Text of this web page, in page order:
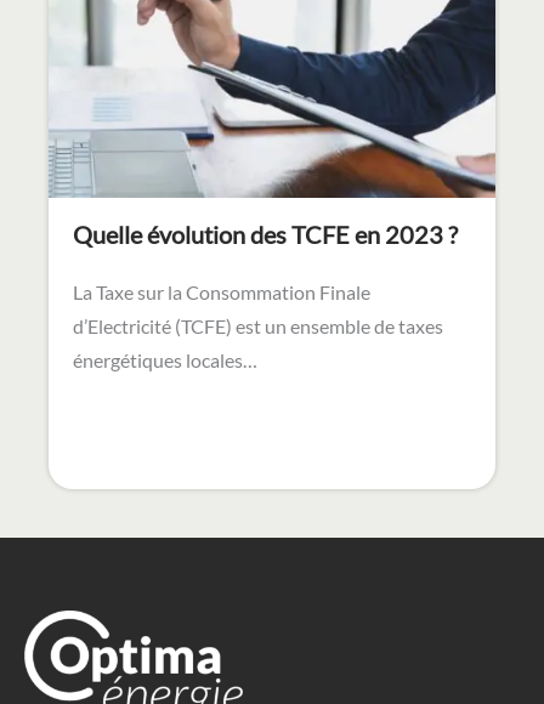
Quelle évolution des TCFE en 2023 ?
La Taxe sur la Consommation Finale
d’Electricité (TCFE) est un ensemble de taxes
énergétiques locales…